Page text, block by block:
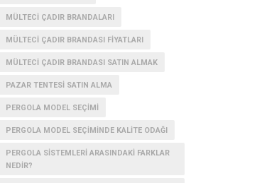
MÜLTECI ÇADIR BRANDALARI
MÜLTECI ÇADIR BRANDASI FIYATLARI
MÜLTECI ÇADIR BRANDASI SATIN ALMAK
PAZAR TENTESI SATIN ALMA
PERGOLA MODEL SEÇIMI
PERGOLA MODEL SEÇIMINDE KALITE ODAĞI
PERGOLA SISTEMLERI ARASINDAKI FARKLAR
NEDIR?